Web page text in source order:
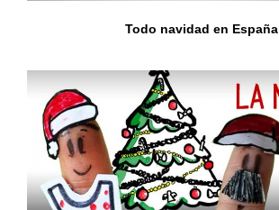
Todo navidad en España